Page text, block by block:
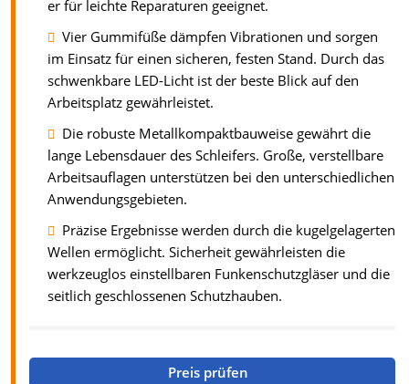
er für leichte Reparaturen geeignet.
Vier Gummifüße dämpfen Vibrationen und sorgen
im Einsatz für einen sicheren, festen Stand. Durch das
schwenkbare LED-Licht ist der beste Blick auf den
Arbeitsplatz gewährleistet.
Die robuste Metallkompaktbauweise gewährt die
lange Lebensdauer des Schleifers. Große, verstellbare
Arbeitsauflagen unterstützen bei den unterschiedlichen
Anwendungsgebieten.
Präzise Ergebnisse werden durch die kugelgelagerten
Wellen ermöglicht. Sicherheit gewährleisten die
werkzeuglos einstellbaren Funkenschutzgläser und die
seitlich geschlossenen Schutzhauben.
Preis prüfen